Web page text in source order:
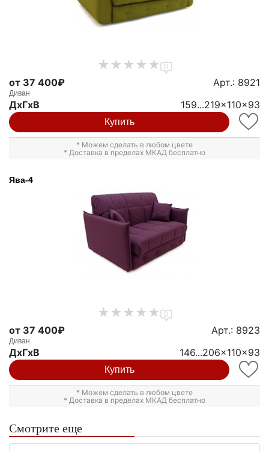
0
от 37 400₽ Арт.: 8921
Диван
ДxГxВ 159...219x110x93
Купить
* Можем сделать в любом цвете
* Доставка в пределах МКАД бесплатно
Ява-4
0
от 37 400₽ Арт.: 8923
Диван
ДxГxВ 146...206x110x93
Купить
* Можем сделать в любом цвете
* Доставка в пределах МКАД бесплатно
Смотрите еще